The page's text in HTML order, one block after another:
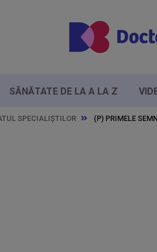
SĂNĂTATE DE LA A LA Z
SPECIALIȘTILOR (P) PRIMELE